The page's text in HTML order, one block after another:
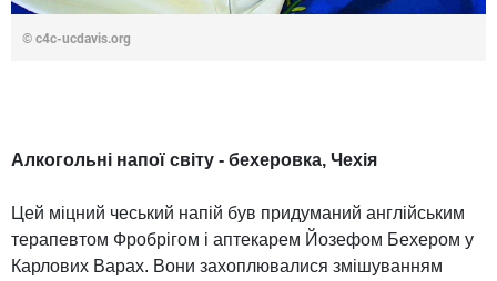
© c4c-ucdavis.org
Алкогольні напої світу - бехеровка, Чехія
Цей міцний чеський напій був придуманий англійським
терапевтом Фробрігом і аптекарем Йозефом Бехером у
Карлових Варах. Вони захоплювалися змішуванням